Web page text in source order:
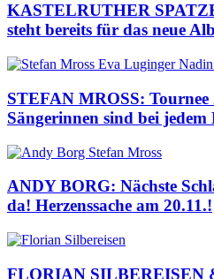
KASTELRUTHER
steht bereits für das neue
STEFAN MROSS: Tournee
Sängerinnen sind bei
ANDY BORG: Nächste
da! Herzenssache am 20.11.!
FLORIAN SILBEREISEN